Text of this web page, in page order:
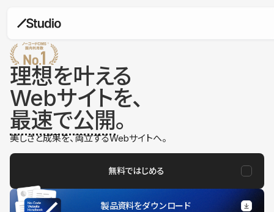
理想を叶える
Webサイトを、
最速で公開。
美しさと成果を、両立するWebサイトへ。
無料ではじめる
製品資料をダウンロード